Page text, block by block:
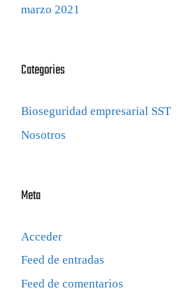
marzo 2021
Categories
Bioseguridad empresarial SST
Nosotros
Meta
Acceder
Feed de entradas
Feed de comentarios